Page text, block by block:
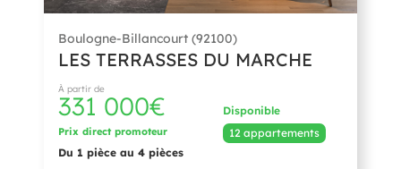
Boulogne-Billancourt (92100)
LES TERRASSES DU MARCHE
À partir de
331 000€
Prix direct promoteur
Du 1 pièce au 4 pièces
Disponible
12 appartements